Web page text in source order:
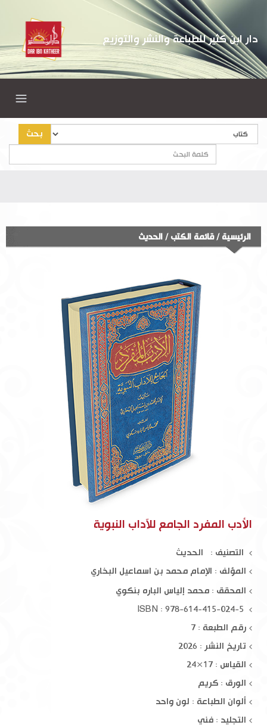
دار ابن كثير للطباعة والنشر والتوزيع
بحث
الرئيسية /قائمة الكتب/ الحديث
الأدب المفرد الجامع للآداب النبوية
التصنيف : الحديث
المؤلف : الإمام محمد بن اسماعيل البخاري
المحقق : محمد إلياس الباره بنكوي
رقم الطبعة : 7
تاريخ النشر : 2026
القياس : 17×24
الورق : كريم
ألوان الطباعة : لون واحد
التجليد : فني